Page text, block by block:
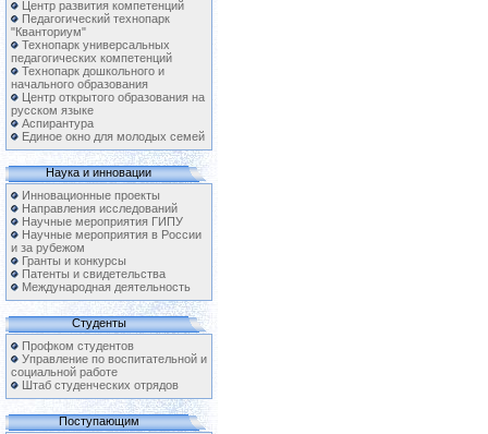
Центр развития компетенций
Педагогический технопарк
"Кванториум"
Технопарк универсальных
педагогических компетенций
Технопарк дошкольного и
начального образования
Центр открытого образования на
русском языке
Аспирантура
Единое окно для молодых семей
Наука и инновации
Инновационные проекты
Направления исследований
Научные мероприятия ГИПУ
Научные мероприятия в России
и за рубежом
Гранты и конкурсы
Патенты и свидетельства
Международная деятельность
Студенты
Профком студентов
Управление по воспитательной и
социальной работе
Штаб студенческих отрядов
Поступающим